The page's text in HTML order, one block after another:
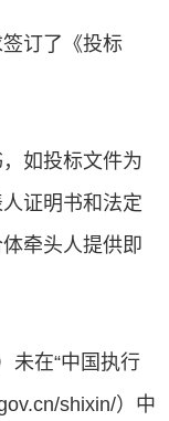
订了《投标
如投标文件为
证明书和法定
牵头人提供即
未在“中国执行
shixin/）中